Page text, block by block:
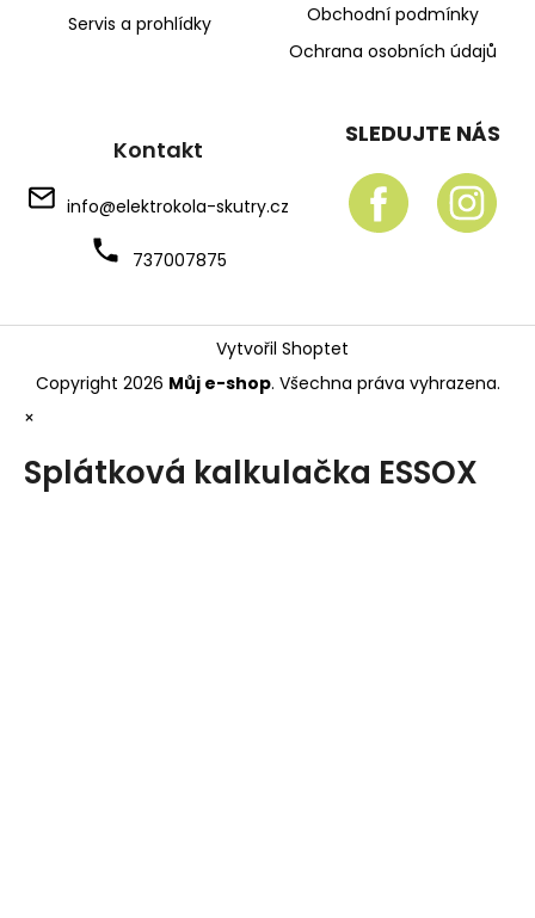
Servis a prohlídky
Obchodní podmínky
Ochrana osobních údajů
Kontakt
info@elektrokola-skutry.cz
737007875
SLEDUJTE NÁS
Vytvořil Shoptet
Copyright 2026 Můj e-shop. Všechna práva vyhrazena.
×
Splátková kalkulačka ESSOX